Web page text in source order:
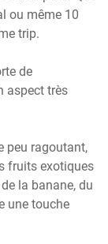
ou même 10
trip.
de
aspect très
peu ragoutant,
fruits exotiques
la banane, du
une touche